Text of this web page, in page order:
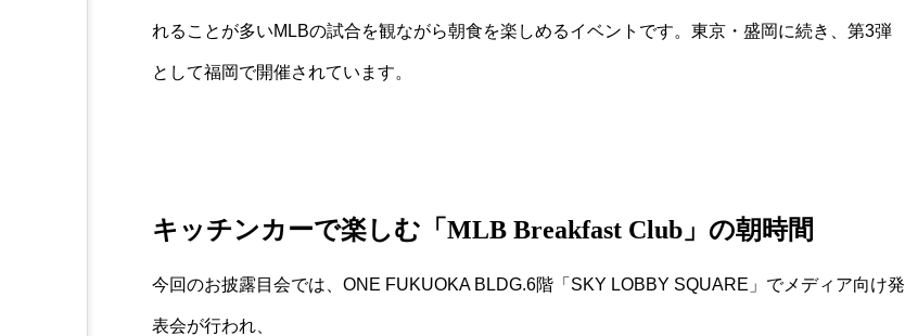
れることが多いMLBの試合を観ながら朝食を楽しめるイベントです。東京・盛岡に続き、第3弾
として福岡で開催されています。
キッチンカーで楽しむ「MLB Breakfast Club」の朝時間
今回のお披露目会では、ONE FUKUOKA BLDG.6階「SKY LOBBY SQUARE」でメディア向け発
表会が行われ、